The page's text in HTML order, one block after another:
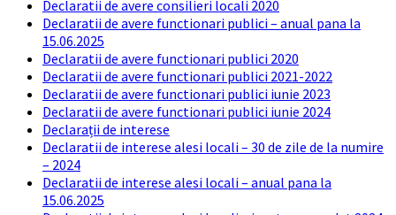
Declaratii de avere consilieri locali 2020
Declaratii de avere functionari publici – anual pana la
15.06.2025
Declaratii de avere functionari publici 2020
Declaratii de avere functionari publici 2021-2022
Declaratii de avere functionari publici iunie 2023
Declaratii de avere functionari publici iunie 2024
Declarații de interese
Declaratii de interese alesi locali – 30 de zile de la numire
– 2024
Declaratii de interese alesi locali – anual pana la
15.06.2025